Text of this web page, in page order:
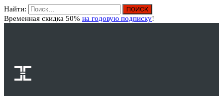
Найти:
Временная скидка 50% на годовую подписку!